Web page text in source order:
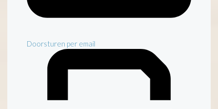
Doorsturen per email